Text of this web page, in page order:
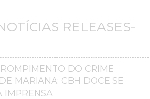
RELEASES-
DO CRIME
MARIANA: CBH DOCE SE
IMPRENSA